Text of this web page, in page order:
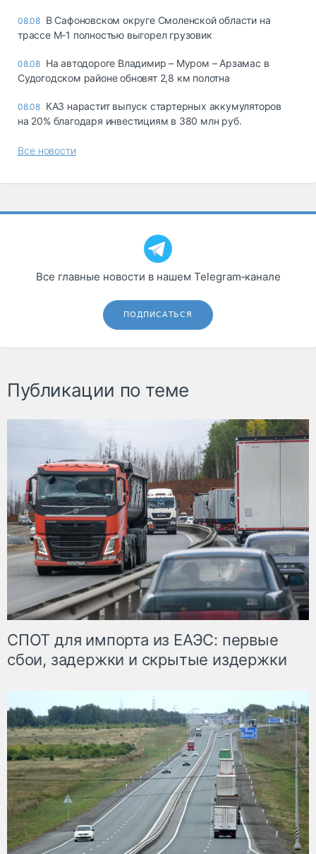
08.08 В Сафоновском округе Смоленской области на
трассе М-1 полностью выгорел грузовик
08.08 На автодороге Владимир – Муром – Арзамас в
Судогодском районе обновят 2,8 км полотна
08.08 КАЗ нарастит выпуск стартерных аккумуляторов
на 20% благодаря инвестициям в 380 млн руб.
Все новости
Все главные новости в нашем Telegram‑канале
ПОДПИСАТЬСЯ
Публикации по теме
СПОТ для импорта из ЕАЭС: первые
сбои, задержки и скрытые издержки